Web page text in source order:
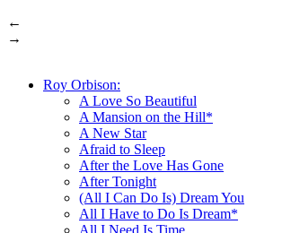
←
→
Roy Orbison:
A Love So Beautiful
A Mansion on the Hill*
A New Star
Afraid to Sleep
After the Love Has Gone
After Tonight
(All I Can Do Is) Dream You
All I Have to Do Is Dream*
All I Need Is Time